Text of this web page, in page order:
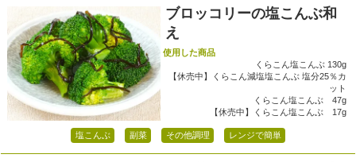
ブロッコリーの塩こんぶ和
え
使用した商品
くらこん塩こんぶ 130g
【休売中】くらこん減塩塩こんぶ 塩分25％カ
ット
くらこん塩こんぶ 47g
【休売中】くらこん塩こんぶ 17g
塩こんぶ 副菜 その他調理 レンジで簡単